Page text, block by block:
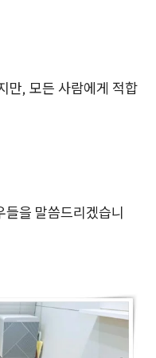
만, 모든 사람에게 적합
을 말씀드리겠습니